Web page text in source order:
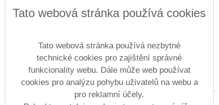
Prohlášení o přístupnosti Mapa webu Cookies
Tato webová stránka používá cookies
Tato webová stránka používá nezbytné
technické cookies pro zajištění správné
funkcionality webu. Dále může web používat
cookies pro analýzu pohybu uživatelů na webu a
pro reklamní účely.